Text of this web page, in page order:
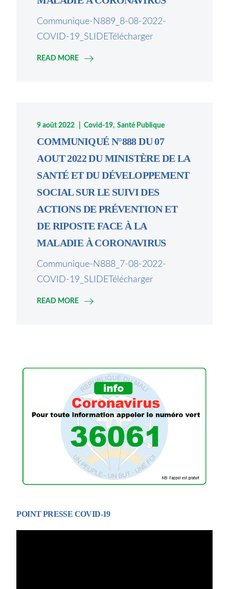
Communique-N889_8-08-2022-
COVID-19_SLIDETélécharger
READ MORE
9 août 2022 Covid-19 Santé Publique
COMMUNIQUÉ N°888 DU 07
AOUT 2022 DU MINISTÈRE DE LA
SANTÉ ET DU DÉVELOPPEMENT
SOCIAL SUR LE SUIVI DES
ACTIONS DE PRÉVENTION ET
DE RIPOSTE FACE À LA
MALADIE À CORONAVIRUS
Communique-N888_7-08-2022-
COVID-19_SLIDETélécharger
READ MORE
POINT PRESSE COVID-19